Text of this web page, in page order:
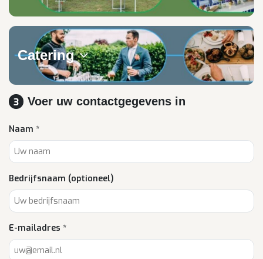
Catering
3 Voer uw contactgegevens in
Naam *
Bedrijfsnaam (optioneel)
E-mailadres *